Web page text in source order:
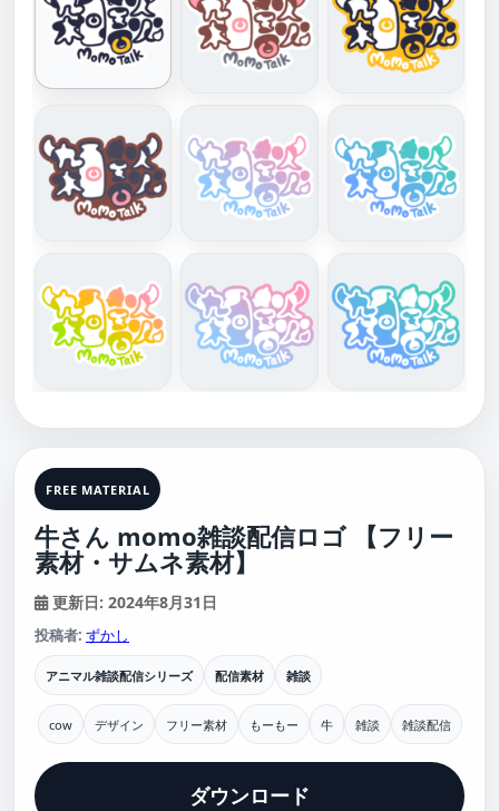
FREE MATERIAL
牛さん momo雑談配信ロゴ 【フリー
素材・サムネ素材】
更新日: 2024年8月31日
投稿者: ずかし
アニマル雑談配信シリーズ 配信素材 雑談
cow デザイン フリー素材 もーもー 牛 雑談 雑談配信
ダウンロード